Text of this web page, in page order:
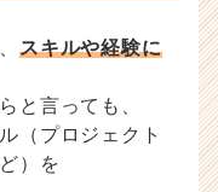
スキルや経験に
と言っても、
（プロジェクト
）を